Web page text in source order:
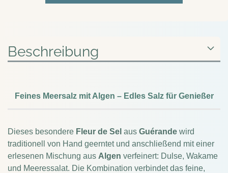
Beschreibung
Feines Meersalz mit Algen – Edles Salz für Genießer
Dieses besondere Fleur de Sel aus Guérande wird
traditionell von Hand geerntet und anschließend mit einer
erlesenen Mischung aus Algen verfeinert: Dulse, Wakame
und Meeressalat. Die Kombination verbindet das feine,